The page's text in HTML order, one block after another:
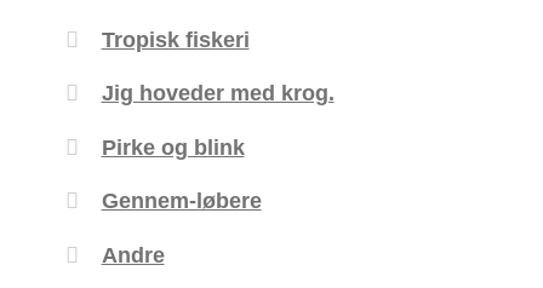
Tropisk fiskeri
Jig hoveder med krog.
Pirke og blink
Gennem-løbere
Andre